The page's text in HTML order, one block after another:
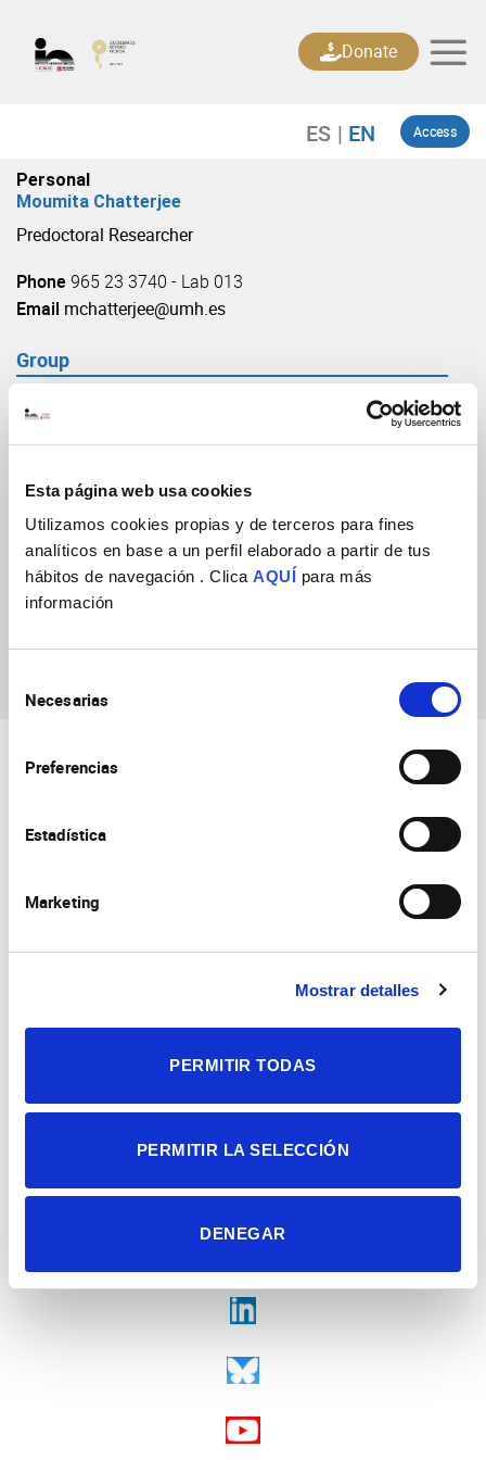
Esta página web usa cookies
Utilizamos cookies propias y de terceros para fines
analíticos en base a un perfil elaborado a partir de tus
hábitos de navegación . Clica AQUÍ para más
información
Necesarias
Preferencias
Estadística
Marketing
Mostrar detalles
PERMITIR TODAS
PERMITIR LA SELECCIÓN
DENEGAR
content
Access
Donate
Personal
Moumita Chatterjee
Predoctoral Researcher
Phone 965 23 3740 - Lab 013
Email mchatterjee@umh.es
Group
Moumita Chatterjee
Alicante | España
Tel. + 34 965 23 37 00